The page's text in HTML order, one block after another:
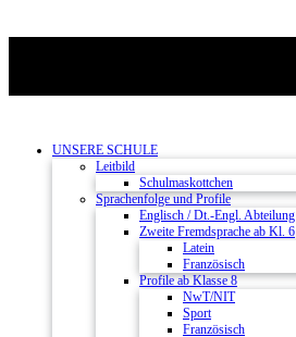
UNSERE SCHULE
Leitbild
Schulmaskottchen
Sprachenfolge und Profile
Englisch / Dt.-Engl. Abteilung
Zweite Fremdsprache ab Kl. 6
Latein
Französisch
Profile ab Klasse 8
NwT/NIT
Sport
Französisch